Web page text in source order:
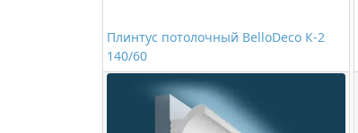
Плинтус потолочный BelloDeco К-2
140/60
2218,00 ₽/шт
Купить